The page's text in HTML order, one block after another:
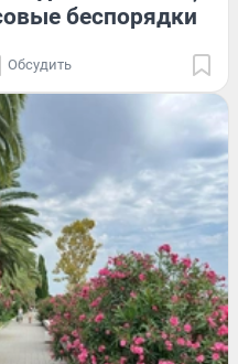
беспорядки
Обсудить